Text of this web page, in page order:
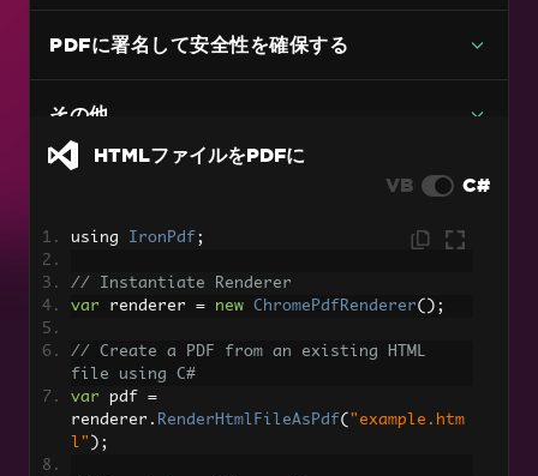
URL を PDF に変換
C# PDFから画像へのコード例（画質を落とさな
マルチページサポート付きTIFFをPDFに変換
動的ウェブページをPDFへ
XAML を PDF に（MAUI）
PDFに署名して安全性を確保する
その他
HTMLファイルをPDFに
VB
C#
using IronPdf ;
// Instantiate Renderer
var renderer = new ChromePdfRenderer();
// Create a PDF from an existing HTML
file using C#
var pdf =
renderer . RenderHtmlFileAsPdf( "example.htm
l" );